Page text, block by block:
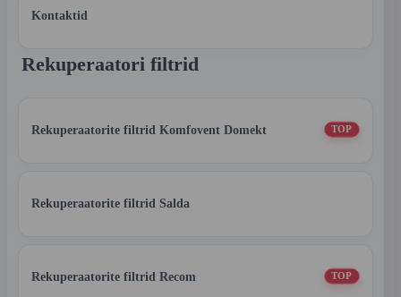
Kontaktid
Rekuperaatori filtrid
Rekuperaatorite filtrid Komfovent Domekt TOP
Rekuperaatorite filtrid Salda
Rekuperaatorite filtrid Recom TOP